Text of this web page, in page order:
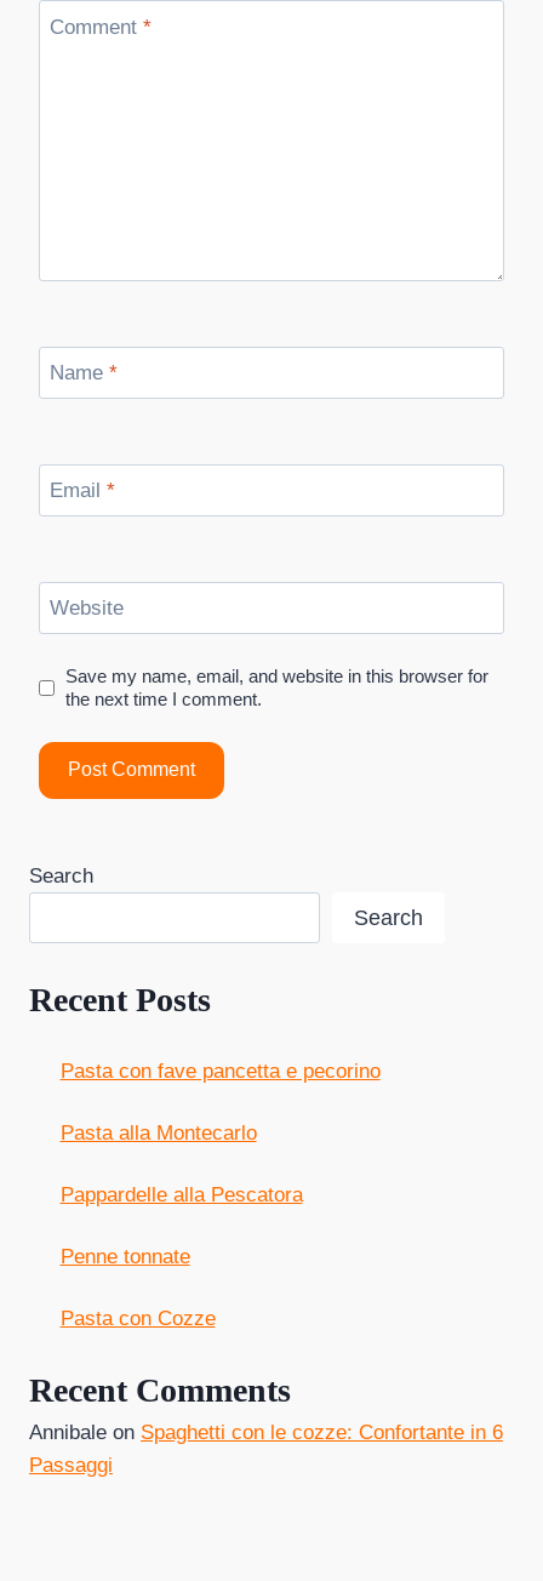
Comment *
Name *
Email *
Website
Save my name, email, and website in this browser for
the next time I comment.
Search
Search
Recent Posts
Pasta con fave pancetta e pecorino
Pasta alla Montecarlo
Pappardelle alla Pescatora
Penne tonnate
Pasta con Cozze
Recent Comments
Annibale on Spaghetti con le cozze: Confortante in 6
Passaggi